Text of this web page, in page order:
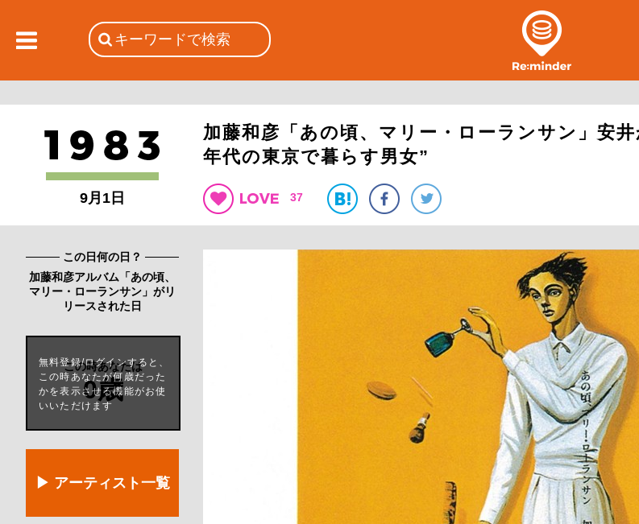
9月1日
加藤和彦「あの頃、マリー・ローランサン」安
年代の東京で暮らす男女”
37
この日何の日？
加藤和彦アルバム「あの頃、
マリー・ローランサン」がリ
リースされた日
この時あなたは
0歳
無料登録/ログインすると、
この時あなたが何歳だった
かを表示させる機能がお使
いいただけます
▶ アーティスト一覧